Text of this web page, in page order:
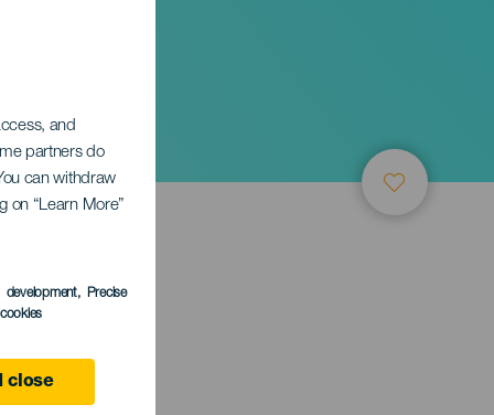
and
partners do
can withdraw
on “Learn More”
development, Precise
close